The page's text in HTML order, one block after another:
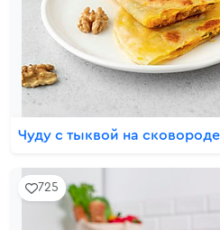
Чуду с тыквой на сковороде
725